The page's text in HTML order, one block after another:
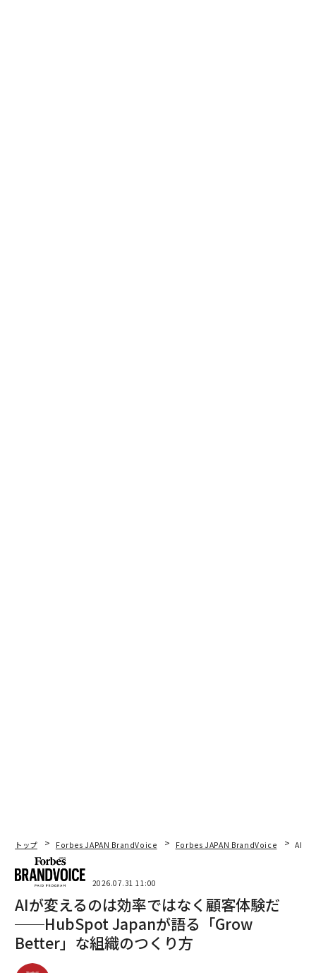
トップ Forbes JAPAN BrandVoice Forbes JAPAN BrandVoice AIが
2026.07.31 11:00
AIが変えるのは効率ではなく顧客体験だ
──HubSpot Japanが語る「Grow
Better」な組織のつくり方